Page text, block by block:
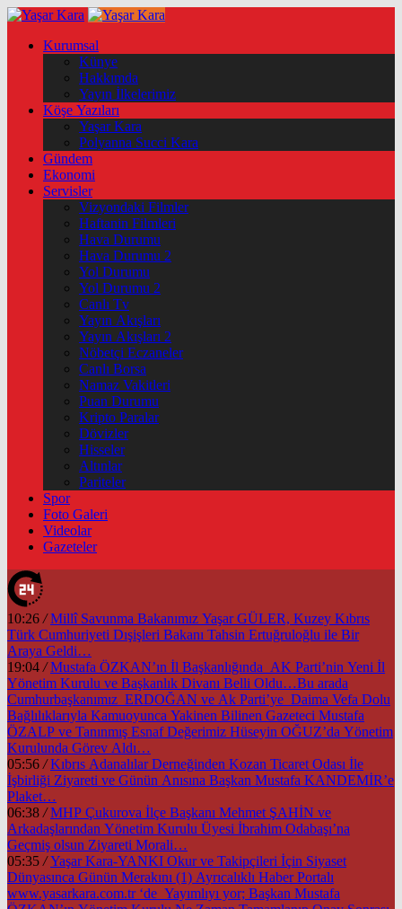
Kurumsal
Künye
Hakkımda
Yayın İlkelerimiz
Köşe Yazıları
Yaşar Kara
Polyanna Succi Kara
Gündem
Ekonomi
Servisler
Vizyondaki Filmler
Haftanin Filmleri
Hava Durumu
Hava Durumu 2
Yol Durumu
Yol Durumu 2
Canlı Tv
Yayın Akışları
Yayın Akışları 2
Nöbetçi Eczaneler
Canlı Borsa
Namaz Vakitleri
Puan Durumu
Kripto Paralar
Dövizler
Hisseler
Altınlar
Pariteler
Spor
Foto Galeri
Videolar
Gazeteler
10:26 / Millî Savunma Bakanımız Yaşar GÜLER, Kuzey Kıbrıs
Türk Cumhuriyeti Dışişleri Bakanı Tahsin Ertuğruloğlu ile Bir
Araya Geldi…
19:04 / Mustafa ÖZKAN’ın İl Başkanlığında AK Parti’nin Yeni İl
Yönetim Kurulu ve Başkanlık Divanı Belli Oldu…Bu arada
Cumhurbaşkanımız ERDOĞAN ve Ak Parti’ye Daima Vefa Dolu
Bağlılıklarıyla Kamuoyunca Yakinen Bilinen Gazeteci Mustafa
ÖZALP ve Tanınmış Esnaf Değerimiz Hüseyin OĞUZ’da Yönetim
Kurulunda Görev Aldı…
05:56 / Kıbrıs Adanalılar Derneğinden Kozan Ticaret Odası İle
İşbirliği Ziyareti ve Günün Anısına Başkan Mustafa KANDEMİR’e
Plaket…
06:38 / MHP Çukurova İlçe Başkanı Mehmet ŞAHİN ve
Arkadaşlarından Yönetim Kurulu Üyesi İbrahim Odabaşı’na
Geçmiş olsun Ziyareti Morali…
05:35 / Yaşar Kara-YANKI Okur ve Takipçileri İçin Siyaset
Dünyasınca Günün Merakını (1) Ayrıcalıklı Haber Portalı
www.yasarkara.com.tr ‘de Yayımlıyı yor; Başkan Mustafa